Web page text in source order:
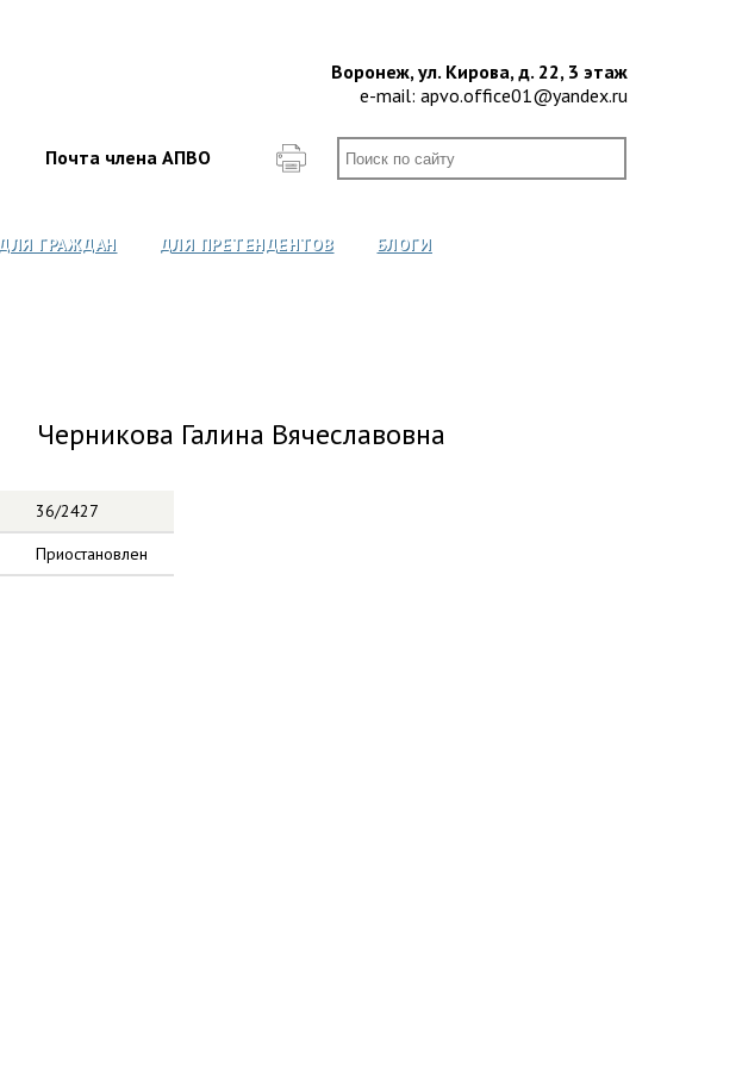
Воронеж, ул. Кирова, д. 22, 3 этаж
e-mail: apvo.office01@yandex.ru
Почта члена АПВО
ДЛЯ ГРАЖДАН ДЛЯ ПРЕТЕНДЕНТОВ
БЛОГИ
Черникова Галина Вячеславовна
36/2427
Приостановлен